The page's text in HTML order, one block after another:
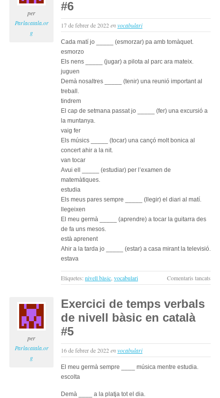
per
per
Parlacatala.or
g
#6
17 de febrer de 2022envocabulari
Cada matí jo _____ (esmorzar) pa amb tomàquet.
esmorzo
Els nens _____ (jugar) a pilota al parc ara mateix.
juguen
Demà nosaltres _____ (tenir) una reunió important al
treball.
tindrem
El cap de setmana passat jo _____ (fer) una excursió a
la muntanya.
vaig fer
Els músics _____ (tocar) una cançó molt bonica al
concert ahir a la nit.
van tocar
Avui ell _____ (estudiar) per l’examen de
matemàtiques.
estudia
Els meus pares sempre _____ (llegir) el diari al matí.
llegeixen
El meu germà _____ (aprendre) a tocar la guitarra des
de fa uns mesos.
està aprenent
Ahir a la tarda jo _____ (estar) a casa mirant la televisió.
estava
Etiquetes: nivell bàsic vocabulari Comentaris tancats
en
per
Parlacatala.or
g
Exercici de temps verbals
de nivell bàsic en català
#5
16 de febrer de 2022envocabulari
El meu germà sempre ____ música mentre estudia.
escolta
Demà ____ a la platja tot el dia.